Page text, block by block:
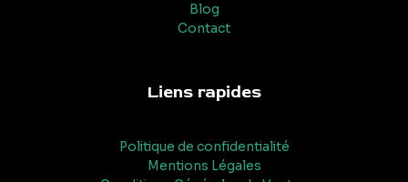
Blog
Contact
Liens rapides
Politique de confidentialité
Mentions Légales